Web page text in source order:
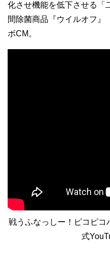
化させ機能を低下させる「
間除菌商品『ウイルオフ』
ボCM。
戦うふなっしー！ピコピコ
式